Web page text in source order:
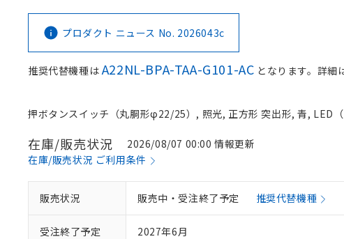
プロダクト ニュース No. 2026043c
推奨代替機種はA22NL-BPA-TAA-G101-AC となります。詳細
押ボタンスイッチ（丸胴形φ22/25）, 照光, 正方形 突出形, 青, LED
在庫/販売状況
2026/08/07 00:00 情報更新
在庫/販売状況 ご利用条件
販売状況 販売中・受注終了予定 推奨代替機種
受注終了予定 2027年6月